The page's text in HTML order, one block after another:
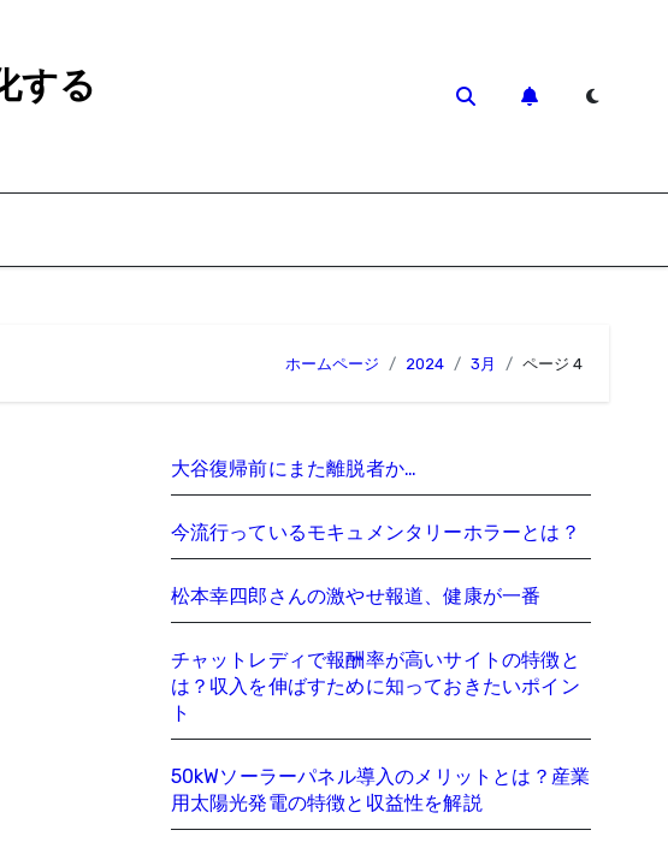
する
ホームページ 2024 3月 ページ 4
大谷復帰前にまた離脱者か…
今流行っているモキュメンタリーホラーとは？
松本幸四郎さんの激やせ報道、健康が一番
チャットレディで報酬率が高いサイトの特徴と
は？収入を伸ばすために知っておきたいポイン
ト
50kWソーラーパネル導入のメリットとは？産業
用太陽光発電の特徴と収益性を解説